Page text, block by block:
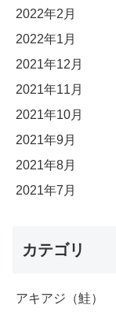
2022年2月
2022年1月
2021年12月
2021年11月
2021年10月
2021年9月
2021年8月
2021年7月
カテゴリ
アキアジ（鮭）